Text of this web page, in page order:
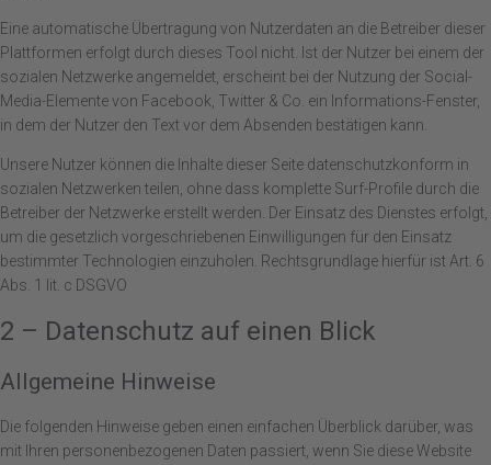
Eine automatische Übertragung von Nutzerdaten an die Betreiber dieser
Plattformen erfolgt durch dieses Tool nicht. Ist der Nutzer bei einem der
sozialen Netzwerke angemeldet, erscheint bei der Nutzung der Social-
Media-Elemente von Facebook, Twitter & Co. ein Informations-Fenster,
in dem der Nutzer den Text vor dem Absenden bestätigen kann.
Unsere Nutzer können die Inhalte dieser Seite datenschutzkonform in
sozialen Netzwerken teilen, ohne dass komplette Surf-Profile durch die
Betreiber der Netzwerke erstellt werden. Der Einsatz des Dienstes erfolgt,
um die gesetzlich vorgeschriebenen Einwilligungen für den Einsatz
bestimmter Technologien einzuholen. Rechtsgrundlage hierfür ist Art. 6
Abs. 1 lit. c DSGVO
2 – Datenschutz auf einen Blick
Allgemeine Hinweise
Die folgenden Hinweise geben einen einfachen Überblick darüber, was
mit Ihren personenbezogenen Daten passiert, wenn Sie diese Website